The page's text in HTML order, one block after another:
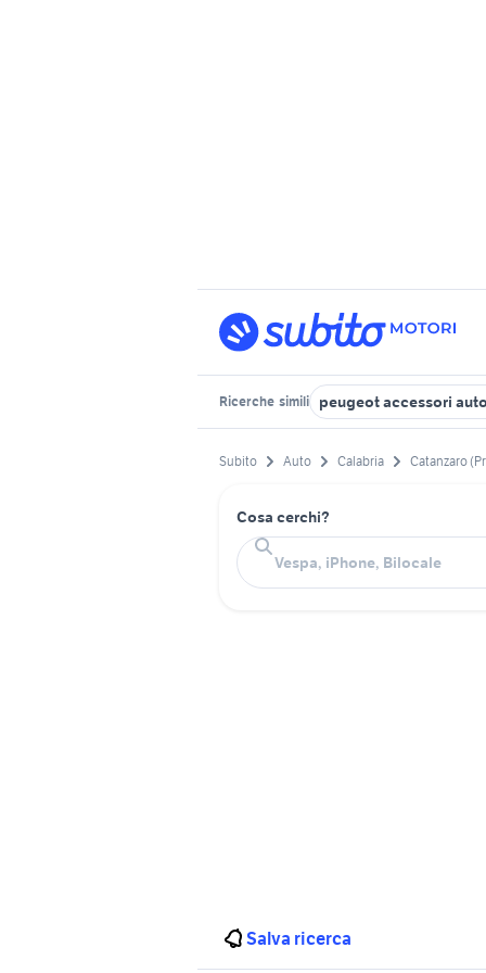
Ricerche simili peugeot accessori
Subito Auto Calabria Catanzaro
Cosa cerchi?
Salva ricerca